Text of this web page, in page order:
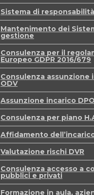
Sistema di
Mantenimento dei
gestione
Consulenza per il
Europeo GDPR 2016/679
Consulenza assunzione
ODV
Assunzione incarico DPO
Consulenza per piano
Affidamento
Valutazione rischi DVR
Consulenza accesso a
pubblici e privati
Formazione in aula,